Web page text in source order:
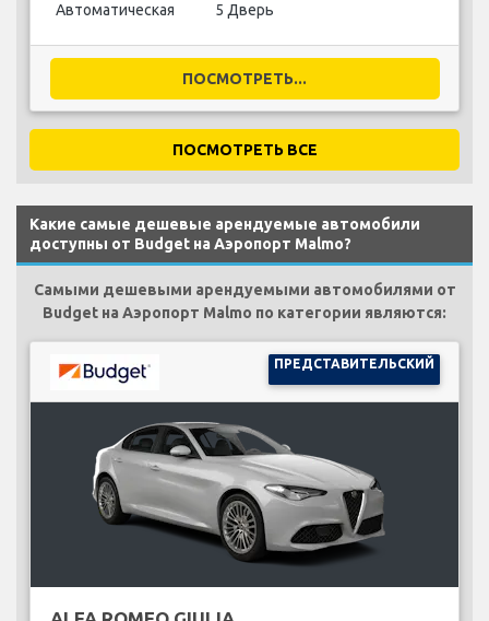
Автоматическая 5 Дверь
ПОСМОТРЕТЬ...
ПОСМОТРЕТЬ ВСЕ
Какие самые дешевые арендуемые автомобили
доступны от Budget на Аэропорт Malmo?
Самыми дешевыми арендуемыми автомобилями от
Budget на Аэропорт Malmo по категории являются:
ПРЕДСТАВИТЕЛЬСКИЙ